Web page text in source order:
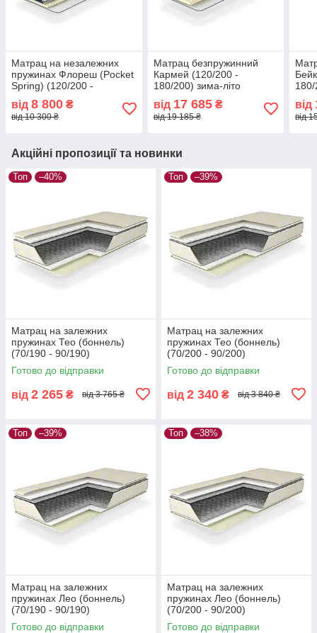
Матрац на незалежних
пружинах Флореш (Pocket
Spring) (120/200 -
від 8 800 ₴
від 10 300 ₴
Матрац безпружинний
Кармей (120/200 -
180/200) зима-літо
від 17 685₴
від 19 185 ₴
180/
від
від
Акційні пропозиції та новинки
Топ –40%
Матрац на залежних
пружинах Тео (боннель)
(70/190 - 90/190)
Готово до відправки
від 2 265 ₴ від 3 765 ₴
Топ –39%
Матрац на залежних
пружинах Тео (боннель)
(70/200 - 90/200)
Готово до відправки
від 2 340 ₴ від 3 840 ₴
Топ –39%
Матрац на залежних
пружинах Лео (боннель)
(70/190 - 90/190)
Готово до відправки
Топ –38%
Матрац на залежних
пружинах Лео (боннель)
(70/200 - 90/200)
Готово до відправки